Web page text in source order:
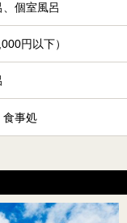
個室風呂
円以下）
食事処